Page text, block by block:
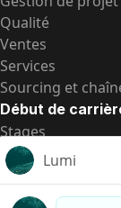
Qualité
Ventes
Services
Sourcing et
Début de
Stages
Postes de d’entrée
Toutes les
Postes de